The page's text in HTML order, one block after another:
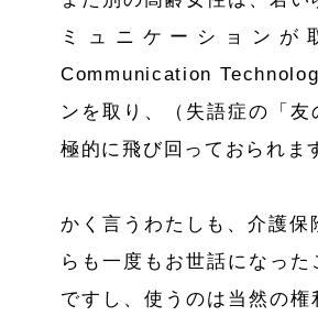
ミュニケーションが
Communication
ンを取り、（失語症の「
極的に飛び回っておられま
かく言うわたしも、介護
らも一度もお世話になっ
ですし、使うのは当然の